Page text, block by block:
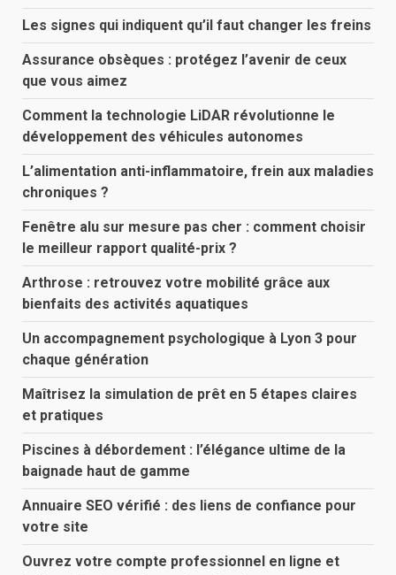
Les signes qui indiquent qu’il faut changer les freins
Assurance obsèques : protégez l’avenir de ceux
que vous aimez
Comment la technologie LiDAR révolutionne le
développement des véhicules autonomes
L’alimentation anti-inflammatoire, frein aux maladies
chroniques ?
Fenêtre alu sur mesure pas cher : comment choisir
le meilleur rapport qualité-prix ?
Arthrose : retrouvez votre mobilité grâce aux
bienfaits des activités aquatiques
Un accompagnement psychologique à Lyon 3 pour
chaque génération
Maîtrisez la simulation de prêt en 5 étapes claires
et pratiques
Piscines à débordement : l’élégance ultime de la
baignade haut de gamme
Annuaire SEO vérifié : des liens de confiance pour
votre site
Ouvrez votre compte professionnel en ligne et